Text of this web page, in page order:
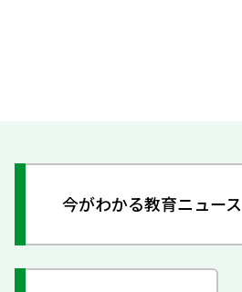
今がわかる教育ニュース